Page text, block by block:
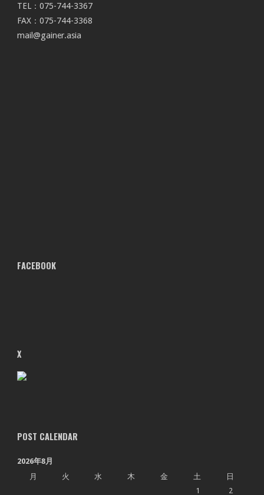
TEL：075-744-3367
FAX：075-744-3368
mail@gainer.asia
FACEBOOK
X
POST CALENDAR
2026年8月
月
火 水 木 金 土
日
1
2